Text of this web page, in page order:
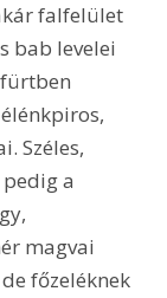
falfelület
bab levelei
Széles,
a
magvai
főzeléknek